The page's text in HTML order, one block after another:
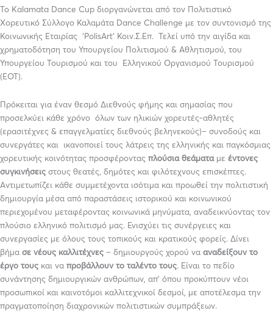
Το Kalamata Dance Cup διοργανώνεται από τον Πολιτιστικό
Χορευτικό Σύλλογο Καλαμάτα Dance Challenge με τον συντονισμό της
Κοινωνικής Εταιρίας ‘PolisArt’ Κοιν.Σ.Επ. Τελεί υπό την αιγίδα και
χρηματοδότηση του Υπουργείου Πολιτισμού & Αθλητισμού, του
Υπουργείου Τουρισμού και του Ελληνικού Οργανισμού Τουρισμού
(ΕΟΤ).
Πρόκειται για έναν θεσμό Διεθνούς φήμης και σημασίας που
προσελκύει κάθε χρόνο όλων των ηλικιών χορευτές-αθλητές
(ερασιτέχνες & επαγγελματίες διεθνούς βεληνεκούς)– συνοδούς και
συνεργάτες και ικανοποιεί τους λάτρεις της ελληνικής και παγκόσμιας
χορευτικής κοινότητας προσφέροντας πλούσια θεάματαμε έντονες
συγκινήσεις στους θεατές, δημότες και φιλότεχνους επισκέπτες.
Αντιμετωπίζει κάθε συμμετέχοντα ισότιμα και προωθεί την πολιτιστική
δημιουργία μέσα από παραστάσεις ιστορικού και κοινωνικού
περιεχομένου μεταφέροντας κοινωνικά μηνύματα, αναδεικνύοντας τον
πλούσιο ελληνικό πολιτισμό μας. Ενισχύει τις συνέργειες και
συνεργασίες με όλους τους τοπικούς και κρατικούς φορείς. Δίνει
βήμα σε νέους καλλιτέχνες – δημιουργούς χορού να αναδείξουν το
έργο τους και να προβάλλουν το ταλέντο τους. Είναι το πεδίο
συνάντησης δημιουργικών ανθρώπων, απ’ όπου προκύπτουν νέοι
προσωπικοί και καινοτόμοι καλλιτεχνικοί δεσμοί, με αποτέλεσμα την
πραγματοποίηση διαχρονικών πολιτιστικών συμπράξεων.